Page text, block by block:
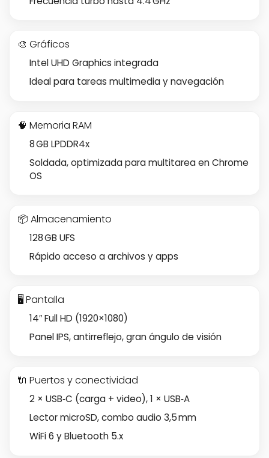
🎨 Gráficos
Intel UHD Graphics integrada
Ideal para tareas multimedia y navegación
🧠 Memoria RAM
8 GB LPDDR4x
Soldada, optimizada para multitarea en Chrome
OS
📦 Almacenamiento
128 GB UFS
Rápido acceso a archivos y apps
🖥️ Pantalla
14″ Full HD (1920×1080)
Panel IPS, antirreflejo, gran ángulo de visión
🔌 Puertos y conectividad
2 × USB‑C (carga + video), 1 × USB‑A
Lector microSD, combo audio 3,5 mm
WiFi 6 y Bluetooth 5.x